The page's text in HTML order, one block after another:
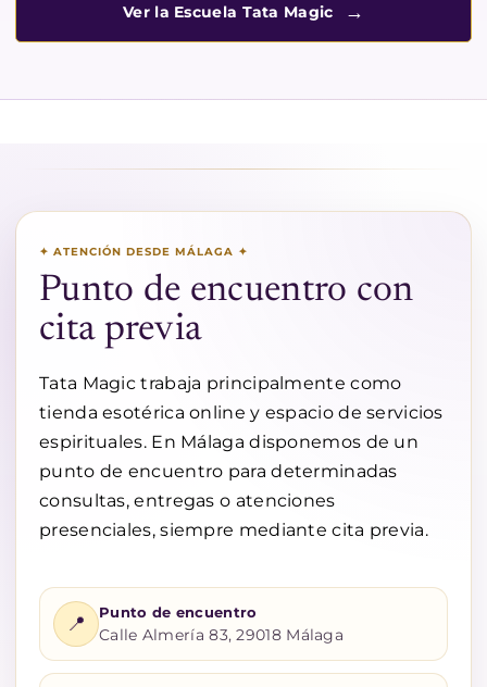
Ver la Escuela Tata Magic
✦ ATENCIÓN DESDE MÁLAGA ✦
Punto de encuentro con
cita previa
Tata Magic trabaja principalmente como
tienda esotérica online y espacio de servicios
espirituales. En Málaga disponemos de un
punto de encuentro para determinadas
consultas, entregas o atenciones
presenciales, siempre mediante cita previa.
📍
Punto de encuentro
Calle Almería 83, 29018 Málaga